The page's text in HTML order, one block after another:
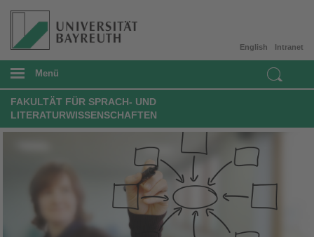
Intranet
English
Menü
FAKULTÄT FÜR SPRACH- UND
LITERATURWISSENSCHAFTEN